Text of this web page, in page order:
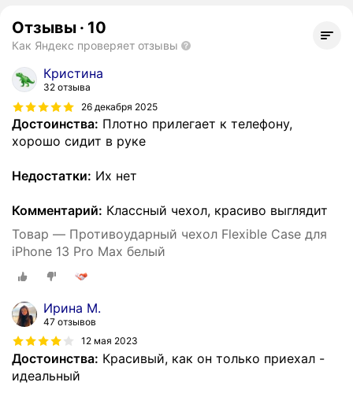
Отзывы · 10
Как Яндекс проверяет отзывы
Кристина
32 отзыва
26 декабря 2025
Достоинства: Плотно прилегает к телефону,
хорошо сидит в руке
Недостатки: Их нет
Комментарий: Классный чехол, красиво выглядит
Товар — Противоударный чехол Flexible Case для
iPhone 13 Pro Max белый
Ирина М.
47 отзывов
12 мая 2023
Достоинства: Красивый, как он только приехал -
идеальный